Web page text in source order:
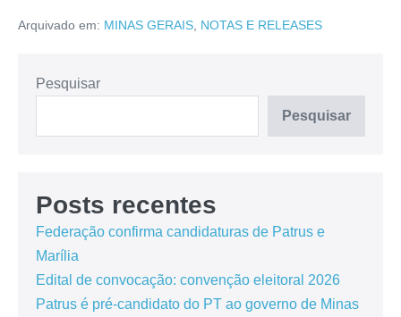
Arquivado em: MINAS GERAIS NOTAS E RELEASES
Pesquisar
Pesquisar
Posts recentes
Federação confirma candidaturas de Patrus e
Marília
Edital de convocação: convenção eleitoral 2026
Patrus é pré-candidato do PT ao governo de Minas